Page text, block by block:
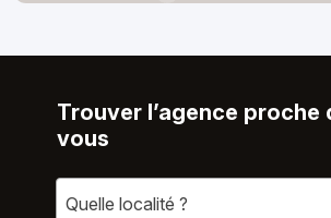
Trouver l’agence proche
vous
Quelle localité ?